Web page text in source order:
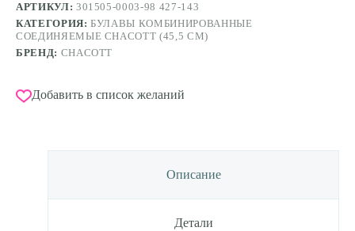
АРТИКУЛ: 301505-0003-98 427-143
КАТЕГОРИЯ:БУЛАВЫ КОМБИНИРОВАННЫЕ
СОЕДИНЯЕМЫЕ CHACOTT (45,5 СМ)
БРЕНД: CHACOTT
Добавить в список желаний
Описание
Детали